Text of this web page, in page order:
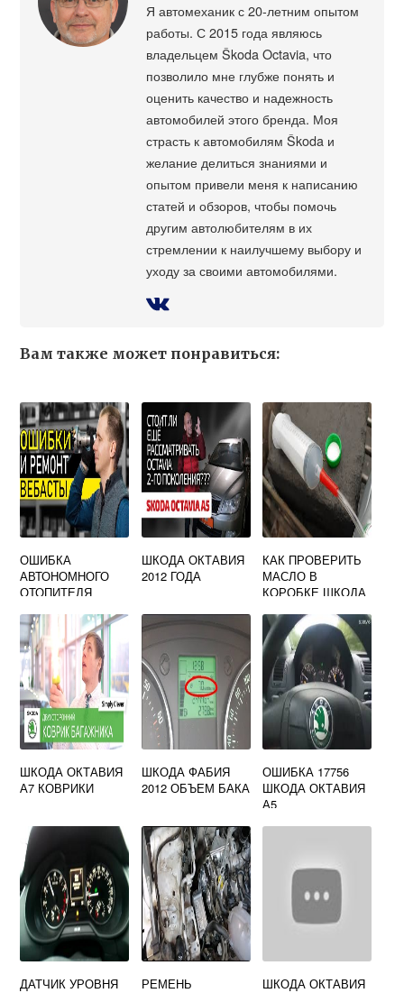
Я автомеханик с 20-летним опытом
работы. С 2015 года являюсь
владельцем Škoda Octavia, что
позволило мне глубже понять и
оценить качество и надежность
автомобилей этого бренда. Моя
страсть к автомобилям Škoda и
желание делиться знаниями и
опытом привели меня к написанию
статей и обзоров, чтобы помочь
другим автолюбителям в их
стремлении к наилучшему выбору и
уходу за своими автомобилями.
Вам также может понравиться:
ОШИБКА
АВТОНОМНОГО
ОТОПИТЕЛЯ
A7
ШКОДА ОКТАВИЯ
2012 ГОДА
КАК ПРОВЕРИТЬ
МАСЛО В
КОРОБКЕ ШКОДА
ШКОДА ОКТАВИЯ
А7 КОВРИКИ
ШКОДА ФАБИЯ
2012 ОБЪЕМ БАКА
ОШИБКА 17756
ШКОДА ОКТАВИЯ
А5
ДАТЧИК УРОВНЯ
РЕМЕНЬ
ШКОДА ОКТАВИЯ